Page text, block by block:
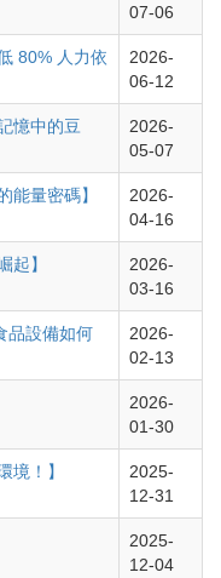
07-06
80% 人力依
2026-
06-12
憶中的豆
2026-
05-07
能量密碼】
2026-
04-16
起】
2026-
03-16
品設備如何
2026-
02-13
2026-
01-30
境！】
2025-
12-31
2025-
12-04